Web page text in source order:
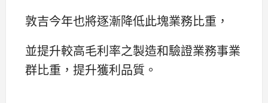
敦吉今年也將逐漸降低此塊業務比重，
並提升較高毛利率之製造和驗證業務事業
群比重，提升獲利品質。